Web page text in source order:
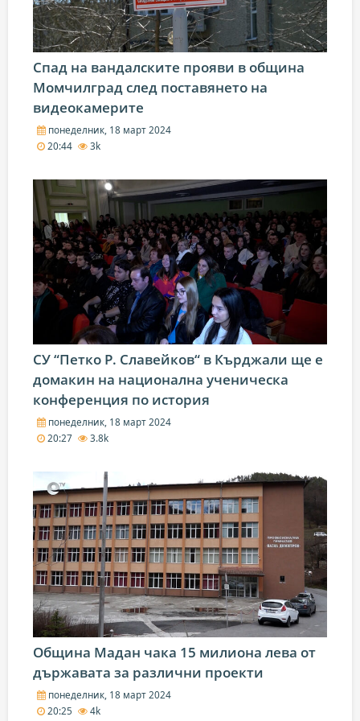
Спад на вандалските прояви в община
Момчилград след поставянето на
видеокамерите
понеделник, 18 март 2024
20:44
3k
СУ “Петко Р. Славейков“ в Кърджали ще е
домакин на национална ученическа
конференция по история
понеделник, 18 март 2024
20:27
3.8k
Община Мадан чака 15 милиона лева от
държавата за различни проекти
понеделник, 18 март 2024
20:25
4k